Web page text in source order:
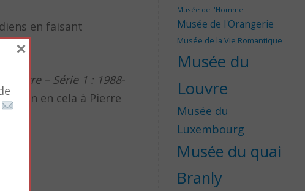
en faisant
Sans titre – Série 1 : 1988-
en cela à Pierre
Musée de l'Homme
Musée de l'Orangerie
Musée de la Vie Romantique
Musée du
Louvre
Musée du
Luxembourg
Musée du quai
Branly
×